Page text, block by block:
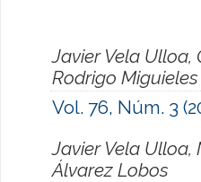
Javier Vela Ulloa,
Rodrigo
Vol. 76, Núm. 3
Javier Vela Ulloa,
Álvarez Lobos